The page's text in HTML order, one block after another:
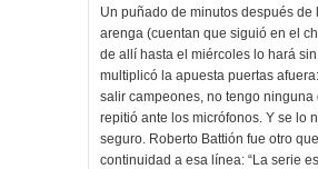
Un puñado de minutos después de
arenga (cuentan que siguió en el
de allí hasta el miércoles lo hará
multiplicó la apuesta puertas
salir campeones, no tengo ninguna
repitió ante los micrófonos. Y se lo
seguro. Roberto Battión fue otro
continuidad a esa línea: “La serie